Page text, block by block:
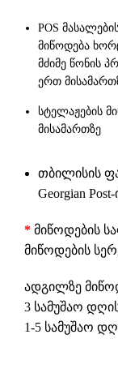
POS
მიწოდება
მძიმე წონის
ერთ
სტელაჟების
მისამართზე
თბილისის
Georgian
* მიწოდების
მიწოდების
ადგილზე
3 სამუშაო
1-5 სამუშაო